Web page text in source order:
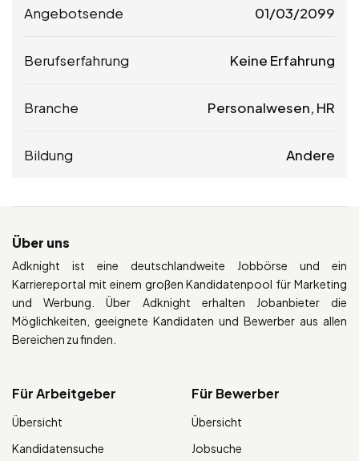
Angebotsende 01/03/2099
Berufserfahrung Keine Erfahrung
Branche Personalwesen, HR
Bildung Andere
Über uns
Adknight ist eine deutschlandweite Jobbörse und ein
Karriereportal mit einem großen Kandidatenpool für Marketing
und Werbung. Über Adknight erhalten Jobanbieter die
Möglichkeiten, geeignete Kandidaten und Bewerber aus allen
Bereichen zu finden.
Für Arbeitgeber
Übersicht
Kandidatensuche
Für Bewerber
Übersicht
Jobsuche